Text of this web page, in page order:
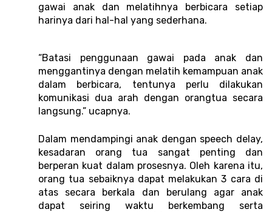
gawai anak dan melatihnya berbicara setiap
harinya dari hal-hal yang sederhana.
“Batasi penggunaan gawai pada anak dan
menggantinya dengan melatih kemampuan anak
dalam berbicara, tentunya perlu dilakukan
komunikasi dua arah dengan orangtua secara
langsung.” ucapnya.
Dalam mendampingi anak dengan speech delay,
kesadaran orang tua sangat penting dan
berperan kuat dalam prosesnya. Oleh karena itu,
orang tua sebaiknya dapat melakukan 3 cara di
atas secara berkala dan berulang agar anak
dapat seiring waktu berkembang serta